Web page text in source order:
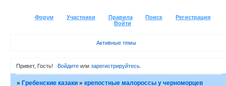
Форум Участники Правила Поиск
Регистрация
Войти
Активные темы
Привет, Гость! Войдитеили зарегистрируйтесь.
»Гребенские казаки »крепостные малороссы у черноморцев